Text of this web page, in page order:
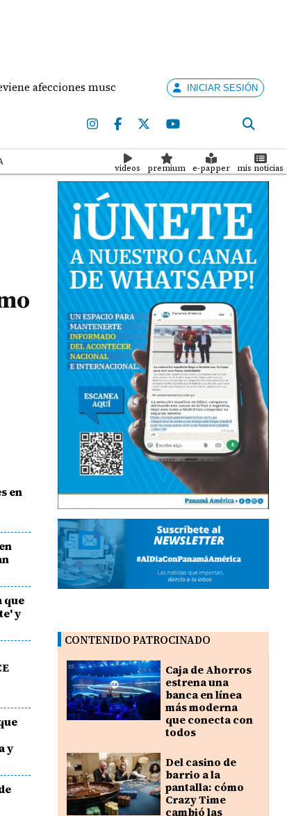
musculares en la mujer? INICIAR SESIÓN
videos premium e-papper mis noticias
en
que
y
y
CONTENIDO PATROCINADO
Caja de Ahorros
estrena una
banca en línea
más moderna
que conecta con
todos
Del casino de
barrio a la
pantalla: cómo
Crazy Time
cambió las